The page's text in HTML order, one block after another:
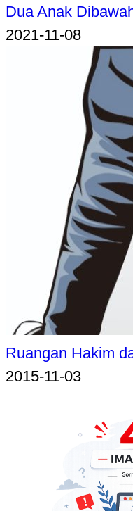
Dua Anak
2021-11-08
Ruangan Hakim
2015-11-03